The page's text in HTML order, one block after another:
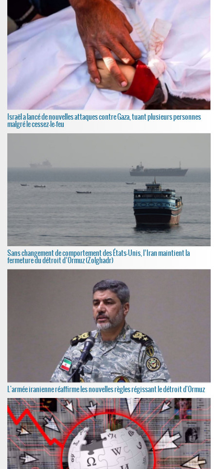
Israël a lancé de nouvelles attaques contre Gaza, tuant plusieurs personnes
malgré le cessez-le-feu
Sans changement de comportement des États-Unis, l’Iran maintient la
fermeture du détroit d’Ormuz (Zolghadr)
L'armée iranienne réaffirme les nouvelles règles régissant le détroit d'Ormuz